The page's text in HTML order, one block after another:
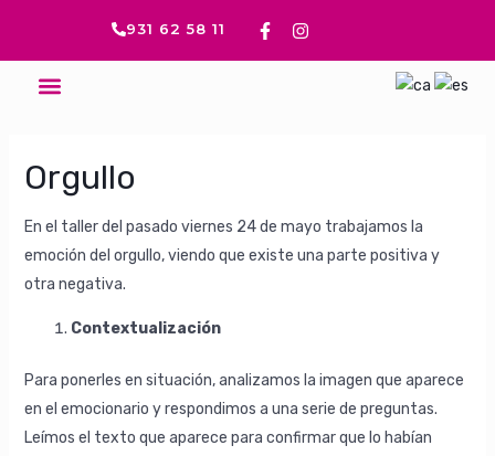
931 62 58 11
F
a
I
n
Menú
Orgullo
En el taller del pasado viernes 24 de mayo trabajamos la
emoción del orgullo, viendo que existe una parte positiva y
otra negativa.
Contextualización
Para ponerles en situación, analizamos la imagen que aparece
en el emocionario y respondimos a una serie de preguntas.
Leímos el texto que aparece para confirmar que lo habían